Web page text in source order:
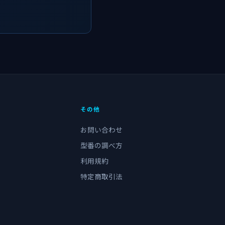
その他
お問い合わせ
型番の調べ方
利用規約
特定商取引法